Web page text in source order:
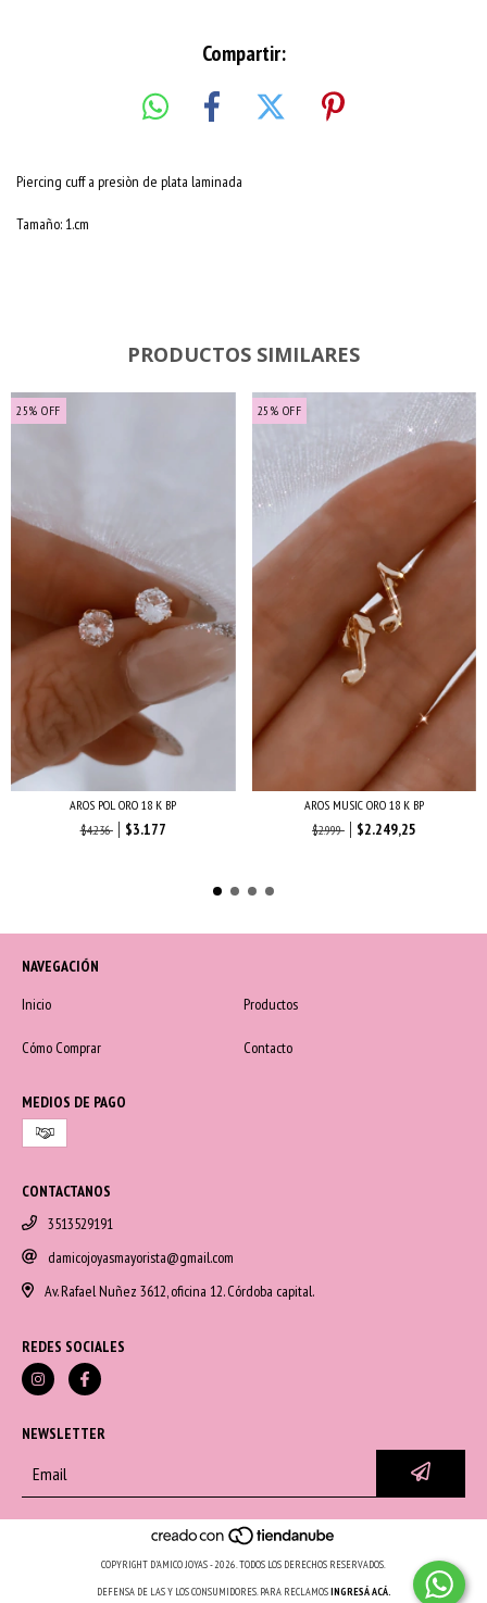
Compartir:
Piercing cuff a presiòn de plata laminada
Tamaño: 1.cm
PRODUCTOS SIMILARES
25% OFF
AROS POL ORO 18 K BP
$4.236
$3.177
25 % OFF
AROS MUSIC ORO 18 K BP
$2.999
$2.249,25
NAVEGACIÓN
Inicio
Productos
Cómo Comprar Contacto
MEDIOS DE PAGO
CONTACTANOS
3513529191
damicojoyasmayorista@gmail.com
Av. Rafael Nuñez 3612, oficina 12. Córdoba capital.
REDES SOCIALES
NEWSLETTER
COPYRIGHT D'AMICO JOYAS - 2026. TODOS LOS DERECHOS RESERVADOS.
DEFENSA DE LAS Y LOS CONSUMIDORES. PARA RECLAMOSINGRESÁ ACÁ.